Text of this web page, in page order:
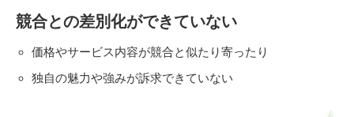
競合との差別化ができていない
価格やサービス内容が競合と似たり寄ったり
独自の魅力や強みが訴求できていない